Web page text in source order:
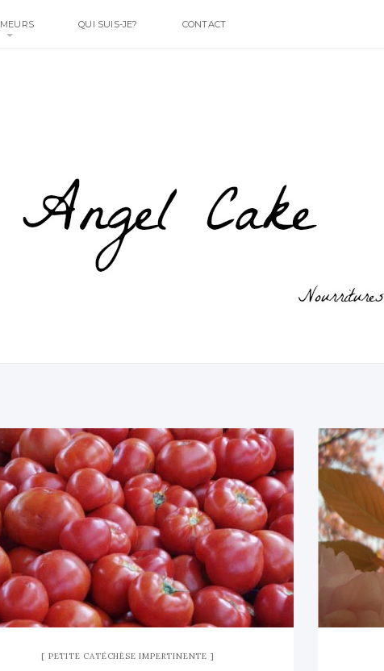
QUI SUIS-JE? CONTACT
PETITE CATÉCHÈSE IMPERTINENTE